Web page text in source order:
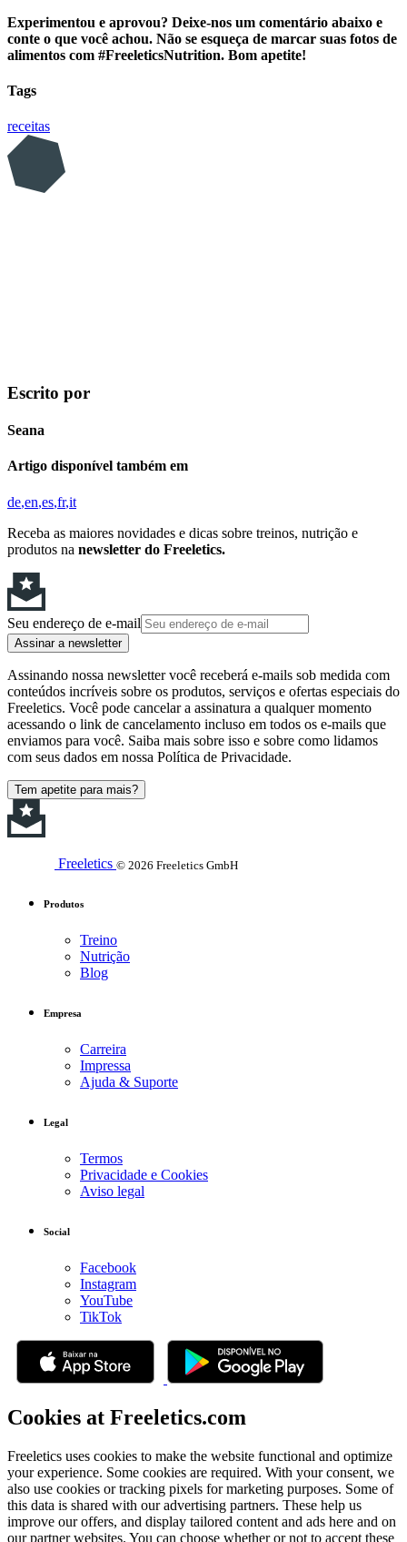
Experimentou e aprovou? Deixe-nos um comentário abaixo e
conte o que você achou. Não se esqueça de marcar suas fotos de
alimentos com #FreeleticsNutrition. Bom apetite!
Tags
receitas
Escrito por
Seana
Artigo disponível também em
de en es fr it
Receba as maiores novidades e dicas sobre treinos, nutrição e
produtos na newsletter do Freeletics.
Seu endereço de e-mail
Assinar a newsletter
Assinando nossa newsletter você receberá e-mails sob medida com
conteúdos incríveis sobre os produtos, serviços e ofertas especiais do
Freeletics. Você pode cancelar a assinatura a qualquer momento
acessando o link de cancelamento incluso em todos os e-mails que
enviamos para você. Saiba mais sobre isso e sobre como lidamos
com seus dados em nossa Política de Privacidade.
Tem apetite para mais?
Freeletics © 2026 Freeletics GmbH
Produtos
Treino
Nutrição
Blog
Empresa
Carreira
Impressa
Ajuda & Suporte
Legal
Termos
Privacidade e Cookies
Aviso legal
Social
Facebook
Instagram
YouTube
TikTok
Cookies at Freeletics.com
Freeletics uses cookies to make the website functional and optimize
your experience. Some cookies are required. With your consent, we
also use cookies or tracking pixels for marketing purposes. Some of
this data is shared with our advertising partners. These help us
improve our offers, and display tailored content and ads here and on
our partner websites. You can choose whether or not to accept these